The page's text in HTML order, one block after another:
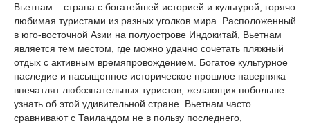
Вьетнам – страна с богатейшей историей и культурой, горячо
любимая туристами из разных уголков мира. Расположенный
в юго-восточной Азии на полуострове Индокитай, Вьетнам
является тем местом, где можно удачно сочетать пляжный
отдых с активным времяпровождением. Богатое культурное
наследие и насыщенное историческое прошлое наверняка
впечатлят любознательных туристов, желающих побольше
узнать об этой удивительной стране. Вьетнам часто
сравнивают с Таиландом не в пользу последнего,